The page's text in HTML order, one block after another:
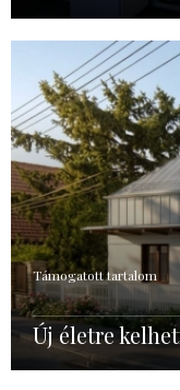
Támogatott tartalom
Új életre